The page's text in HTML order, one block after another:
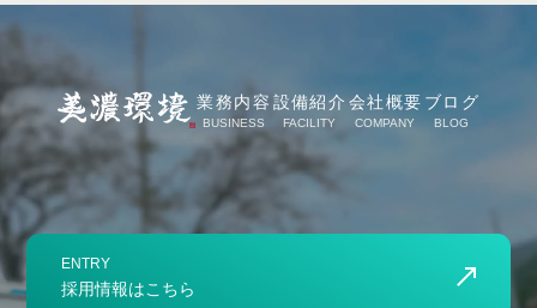
業務内容
BUSINESS
設備紹介
FACILITY
会社概要
COMPANY
ブログ
BLOG
ENTRY
採用情報はこちら